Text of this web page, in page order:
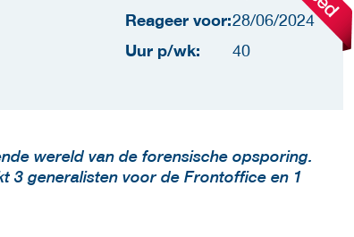
Reageer voor:28/06/2024
Uur p/wk: 40
wereld van de forensische opsporing.
3 generalisten voor de Frontoffice en 1